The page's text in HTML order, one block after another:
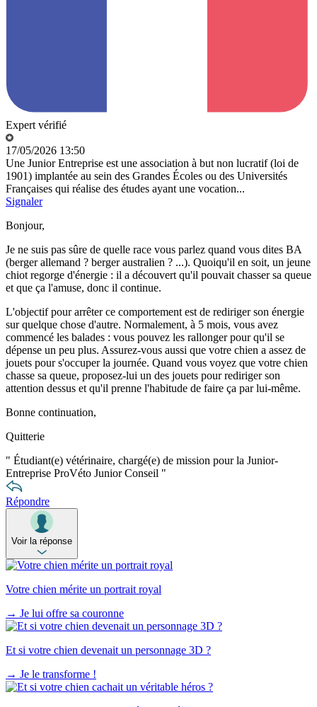
Expert vérifié
17/05/2026 13:50
Une Junior Entreprise est une association à but non lucratif (loi de
1901) implantée au sein des Grandes Écoles ou des Universités
Françaises qui réalise des études ayant une vocation...
Signaler
Bonjour,
Je ne suis pas sûre de quelle race vous parlez quand vous dites BA
(berger allemand ? berger australien ? ...). Quoiqu'il en soit, un jeune
chiot regorge d'énergie : il a découvert qu'il pouvait chasser sa queue
et que ça l'amuse, donc il continue.
L'objectif pour arrêter ce comportement est de rediriger son énergie
sur quelque chose d'autre. Normalement, à 5 mois, vous avez
commencé les balades : vous pouvez les rallonger pour qu'il se
dépense un peu plus. Assurez-vous aussi que votre chien a assez de
jouets pour s'occuper la journée. Quand vous voyez que votre chien
chasse sa queue, proposez-lui un des jouets pour rediriger son
attention dessus et qu'il prenne l'habitude de faire ça par lui-même.
Bonne continuation,
Quitterie
" Étudiant(e) vétérinaire, chargé(e) de mission pour la Junior-
Entreprise ProVéto Junior Conseil "
Répondre
Voir la réponse
Votre chien mérite un portrait royal
→ Je lui offre sa couronne
Et si votre chien devenait un personnage 3D ?
→ Je le transforme !